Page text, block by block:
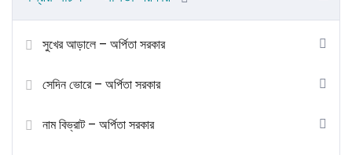
সুখের আড়ালে – অর্পিতা সরকার
সেদিন ভোরে – অর্পিতা সরকার
নাম বিভ্রাট – অর্পিতা সরকার